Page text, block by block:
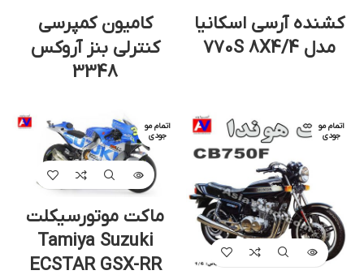
کشنده آرسی اسکانیا
مدل 770S 8X4/4
کامیون کمپرسی
کنترلی بنز آروکس
3348
اتمام مو
جودی
اتمام مو
جودی
ماکت موتورسیکلت
Tamiya Suzuki
ECSTAR GSX-RR